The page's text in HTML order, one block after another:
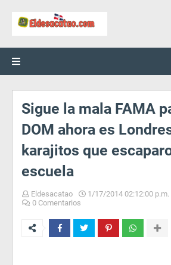
Sigue la mala FAMA
DOM ahora es
karajitos que
escuela
Eldesacatao 1/17/2014 02:12:00 p.m.
0 Comentarios